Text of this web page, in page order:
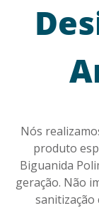
Nós
produto
Biguanida
geração. Não
sanitização